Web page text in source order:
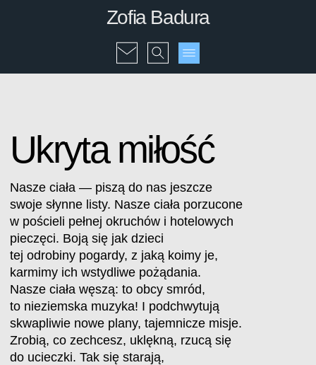
Zofia Badura
Ukryta miłość
Nasze ciała — piszą do nas jeszcze
swoje słynne listy. Nasze ciała porzucone
w pościeli pełnej okruchów i hotelowych
pieczęci. Boją się jak dzieci
tej odrobiny pogardy, z jaką koimy je,
karmimy ich wstydliwe pożądania.
Nasze ciała węszą: to obcy smród,
to nieziemska muzyka! I podchwytują
skwapliwie nowe plany, tajemnicze misje.
Zrobią, co zechcesz, uklękną, rzucą się
do ucieczki. Tak się starają,